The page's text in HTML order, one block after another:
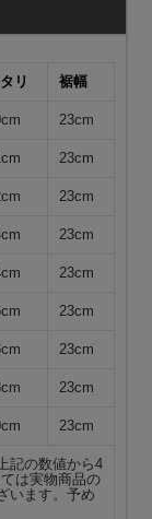
リ 裾幅
23cm
23cm
23cm
23cm
23cm
23cm
23cm
23cm
23cm
記の数値から4
は実物商品の
います。予め